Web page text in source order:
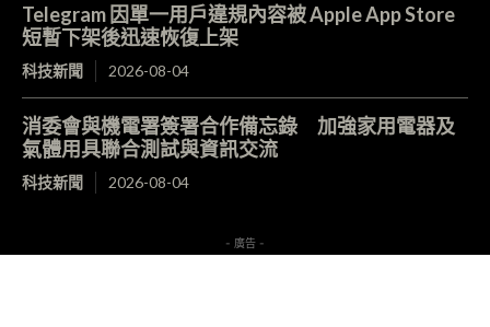
Telegram 因單一用戶違規內容被 Apple App Store
短暫下架後迅速恢復上架
科技新聞 2026-08-04
消委會與機電署簽署合作備忘錄 加強家用電器及
氣體用具聯合測試與資訊交流
科技新聞 2026-08-04
- 廣告 -